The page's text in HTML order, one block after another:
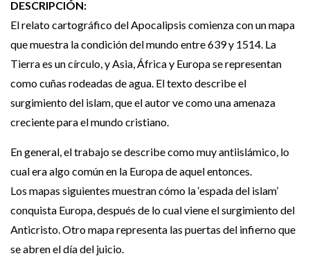
DESCRIPCIÓN:
El relato cartográfico del Apocalipsis comienza con un mapa
que muestra la condición del mundo entre 639 y 1514. La
Tierra es un círculo, y Asia, África y Europa se representan
como cuñas rodeadas de agua. El texto describe el
surgimiento del islam, que el autor ve como una amenaza
creciente para el mundo cristiano.
En general, el trabajo se describe como muy antiislámico, lo
cual era algo común en la Europa de aquel entonces.
Los mapas siguientes muestran cómo la ‘espada del islam’
conquista Europa, después de lo cual viene el surgimiento del
Anticristo. Otro mapa representa las puertas del infierno que
se abren el día del juicio.